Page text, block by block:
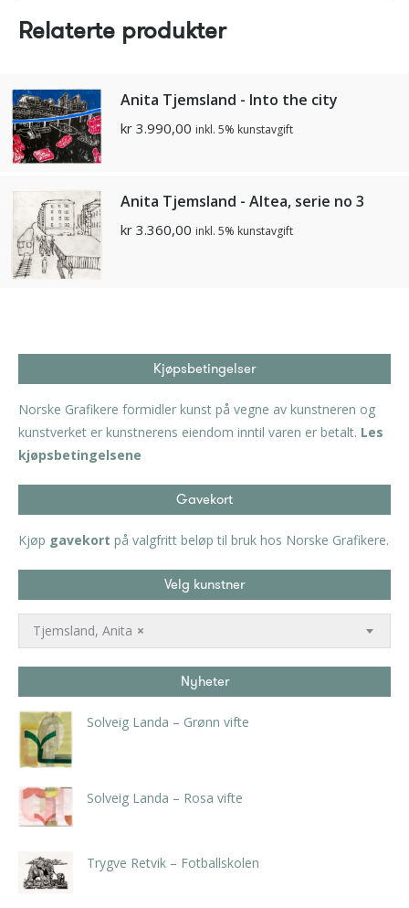
Relaterte produkter
Anita Tjemsland - Into the city
kr 3.990,00 inkl. 5% kunstavgift
Anita Tjemsland - Altea, serie no 3
kr 3.360,00 inkl. 5% kunstavgift
Kjøpsbetingelser
Norske Grafikere formidler kunst på vegne av kunstneren og
kunstverket er kunstnerens eiendom inntil varen er betalt. Les
kjøpsbetingelsene
Gavekort
Kjøp gavekort på valgfritt beløp til bruk hos Norske Grafikere.
Velg kunstner
×
Tjemsland, Anita
Nyheter
Solveig Landa – Grønn vifte
Solveig Landa – Rosa vifte
Trygve Retvik – Fotballskolen